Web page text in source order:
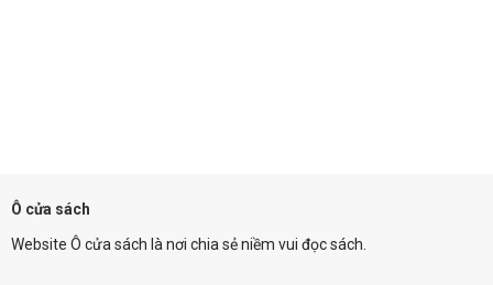
Ô cửa sách
Website Ô cửa sách là nơi chia sẻ niềm vui đọc sách.